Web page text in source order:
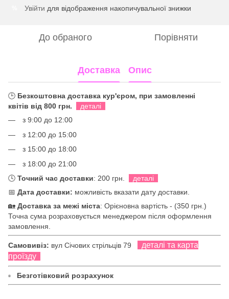
Увійти для відображення накопичувальної знижки
До обраного Порівняти
Доставка Опис
🕒 Безкоштовна доставка кур'єром, при замовленні
квітів від 800 грн.
деталі
з 9:00 до 12:00
з 12:00 до 15:00
з 15:00 до 18:00
з 18:00 до 21:00
🕓 Точний час доставки: 200 грн.
деталі
📅 Дата доставки: можливість вказати дату доставки.
🏡 Доставка за межі міста: Орієновна вартість - (350 грн.)
Точна сума розраховується менеджером після оформлення
замовлення.
Самовивіз: вул Січових стрільців 79
деталі та карта
проїзду
▫ Безготівковий розрахунок